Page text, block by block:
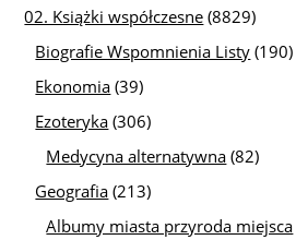
02. Książki współczesne (8829)
Biografie Wspomnienia Listy (190)
Ekonomia (39)
Ezoteryka (306)
Medycyna alternatywna (82)
Geografia (213)
Albumy miasta przyroda miejsca